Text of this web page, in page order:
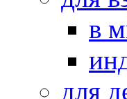
в
для